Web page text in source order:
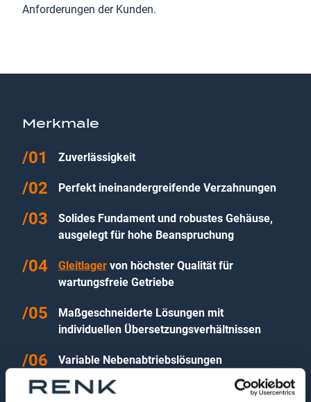
Anforderungen der Kunden.
Merkmale
Zuverlässigkeit
Perfekt ineinandergreifende Verzahnungen
Solides Fundament und robustes Gehäuse,
ausgelegt für hohe Beanspruchung
Gleitlager von höchster Qualität für
wartungsfreie Getriebe
Maßgeschneiderte Lösungen mit
individuellen Übersetzungsverhältnissen
Variable Nebenabtriebslösungen
Geräuschoptimierte Ausführung